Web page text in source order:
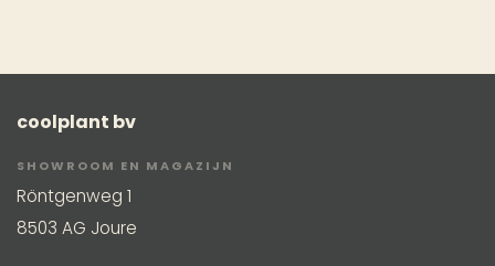
coolplant bv
SHOWROOM EN MAGAZIJN
Röntgenweg 1
8503 AG Joure